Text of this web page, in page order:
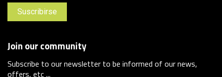
Join our community
Subscribe to our newsletter to be informed of our news,
offers, etc ...